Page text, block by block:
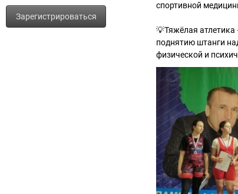
Зарегистрироваться
спортивной
💡Тяжёлая
поднятию штанги
физической и